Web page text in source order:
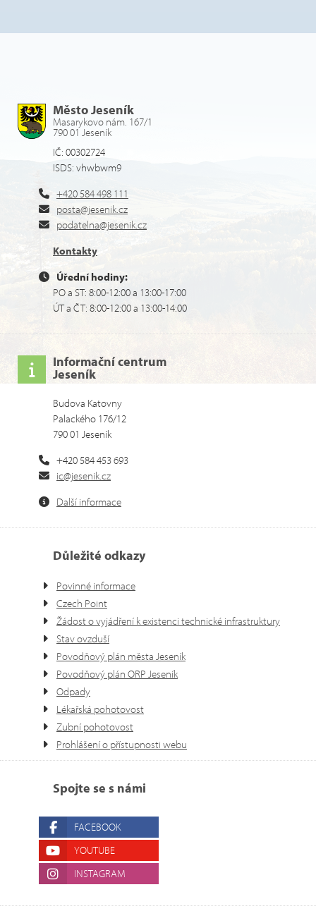
Město Jeseník
Masarykovo nám. 167/1
790 01 Jeseník
IČ: 00302724
ISDS: vhwbwm9
+420 584 498 111
posta@jesenik.cz
podatelna@jesenik.cz
Kontakty
Úřední hodiny:
PO a ST: 8:00-12:00 a 13:00-17:00
ÚT a ČT: 8:00-12:00 a 13:00-14:00
Informační centrum
Jeseník
Budova Katovny
Palackého 176/12
790 01 Jeseník
+420 584 453 693
ic@jesenik.cz
Další informace
Důležité odkazy
Povinné informace
Czech Point
Žádost o vyjádření k existenci technické infrastruktury
Stav ovzduší
Povodňový plán města Jeseník
Povodňový plán ORP Jeseník
Odpady
Lékařská pohotovost
Zubní pohotovost
Prohlášení o přístupnosti webu
Spojte se s námi
FACEBOOK
YOUTUBE
INSTAGRAM